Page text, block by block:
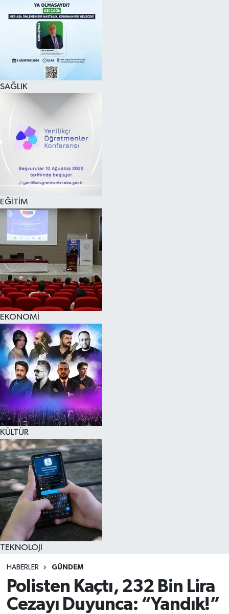
SAĞLIK
EĞİTİM
EKONOMİ
KÜLTÜR
TEKNOLOJİ
HABERLER GÜNDEM
Polisten Kaçtı, 232 Bin Lira
Cezayı Duyunca: “Yandık!”